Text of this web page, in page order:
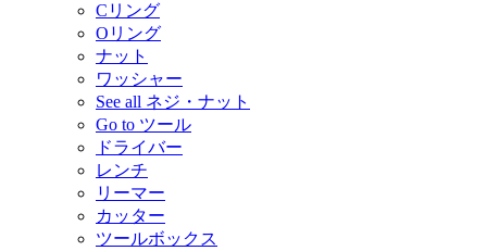
Cリング
Oリング
ナット
ワッシャー
See all ネジ・ナット
Go to ツール
ドライバー
レンチ
リーマー
カッター
ツールボックス